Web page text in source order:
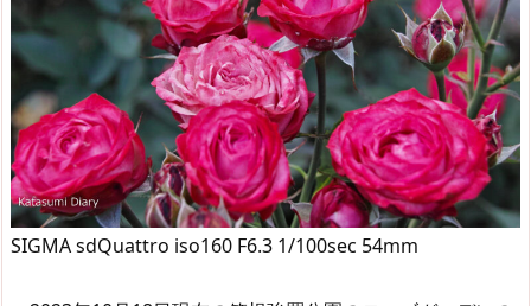
SIGMA sdQuattro iso160 F6.3 1/100sec 54mm